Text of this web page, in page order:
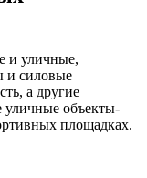
и уличные,
и силовые
а другие
уличные объекты-
площадках.